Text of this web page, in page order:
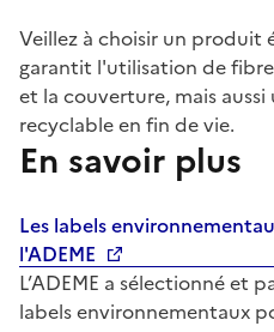
Veillez à choisir un produit
garantit l'utilisation de
et la couverture, mais
recyclable en fin de vie.
En savoir plus
Les labels
l'ADEME
L’ADEME a sélectionné et
labels environnementaux